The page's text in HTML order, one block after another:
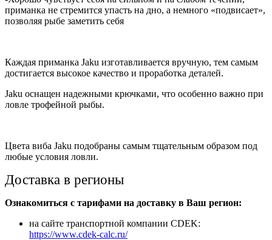
приманка не стремится упасть на дно, а немного «подвисает»,
позволяя рыбе заметить себя
Каждая приманка Jaku изготавливается вручную, тем самым
достигается высокое качество и проработка деталей.
Jaku оснащен надежными крючками, что особенно важно при
ловле трофейной рыбы.
Цвета виба Jaku подобраны самым тщательным образом под
любые условия ловли.
Доставка в регионы
Ознакомиться с тарифами на доставку в Ваш регион:
на сайте транспортной компании CDEK:
https://www.cdek-calc.ru/